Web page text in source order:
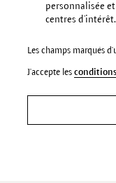
personnalisée
centres d’intérêt.
Les champs marqués
J'accepte les